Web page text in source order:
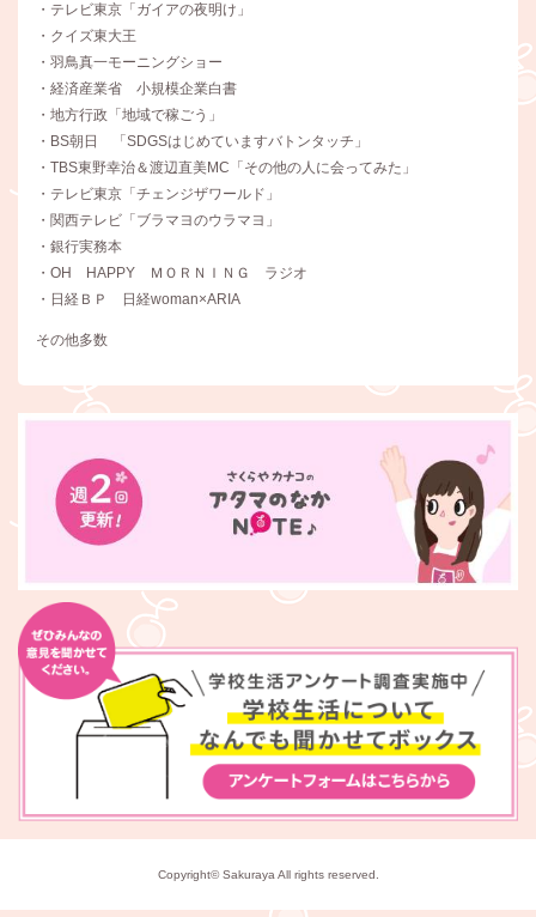
・テレビ東京「ガイアの夜明け」
・クイズ東大王
・羽鳥真一モーニングショー
・経済産業省 小規模企業白書
・地方行政「地域で稼ごう」
・BS朝日 「SDGSはじめていますバトンタッチ」
・TBS東野幸治＆渡辺直美MC「その他の人に会ってみた」
・テレビ東京「チェンジザワールド」
・関西テレビ「ブラマヨのウラマヨ」
・銀行実務本
・OH HAPPY ＭＯＲＮＩＮＧ ラジオ
・日経ＢＰ 日経woman×ARIA
その他多数
Copyright© Sakuraya All rights reserved.